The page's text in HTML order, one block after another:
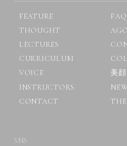
FEATURE
FAQ
THOUGHT
LECTURES
CURRICULUM
VOICE
美
INSTRUCTORS
CONTACT
SNS